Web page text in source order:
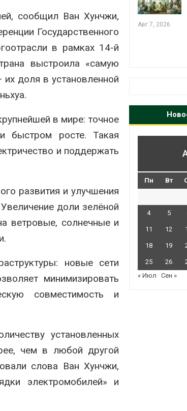
сообщил Ван Хунчжи,
Государственного
в рамках 14-й
выстроила «самую
доля в установленной
.
в мире: точное
быстром росте. Такая
и поддержать
развития и улучшения
доли зелёной
ветровые, солнечные и
новые сети
минимизировать
совместимость и
установленных
чем в любой другой
слова Ван Хунчжи,
электромобилей» и
может обходиться без
кондиционера и почти
без отопления
Авг 7, 2026
Пн Вт
4 5
11 12
18 19
25 26
« Июл
Сен »